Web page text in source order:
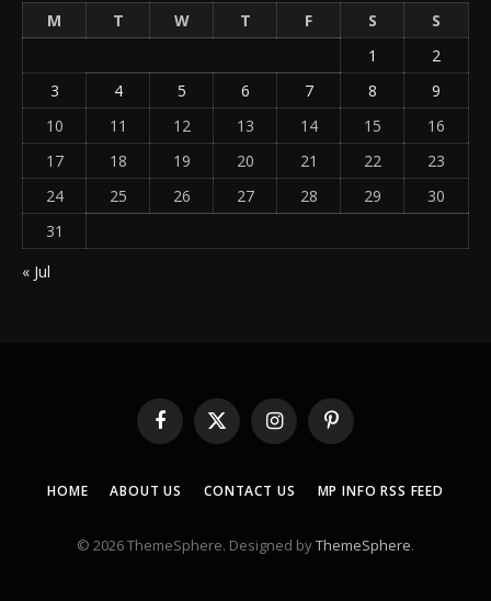
M
T W T F S
S
1
2
3
4 5 6 7 8
9
10
11 12 13 14 15
16
17
18 19 20 21 22
23
24
25 26 27 28 29
30
31
« Jul
Facebook
X
(Twitter)
InstagramPinterest
HOME ABOUT US CONTACT US MP INFO RSS FEED
© 2026 ThemeSphere. Designed byThemeSphere.